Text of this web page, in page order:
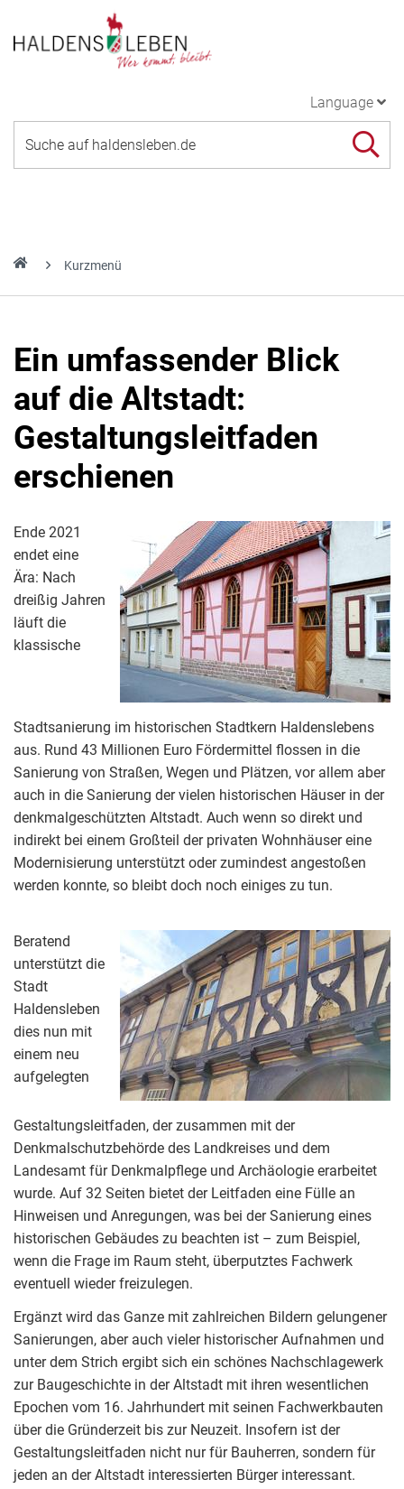
Language
Kurzmenü
Ein umfassender Blick
auf die Altstadt:
Gestaltungsleitfaden
erschienen
Ende 2021
endet eine
Ära: Nach
dreißig Jahren
läuft die
klassische
Stadtsanierung im historischen Stadtkern Haldenslebens
aus. Rund 43 Millionen Euro Fördermittel flossen in die
Sanierung von Straßen, Wegen und Plätzen, vor allem aber
auch in die Sanierung der vielen historischen Häuser in der
denkmalgeschützten Altstadt. Auch wenn so direkt und
indirekt bei einem Großteil der privaten Wohnhäuser eine
Modernisierung unterstützt oder zumindest angestoßen
werden konnte, so bleibt doch noch einiges zu tun.
Beratend
unterstützt die
Stadt
Haldensleben
dies nun mit
einem neu
aufgelegten
Gestaltungsleitfaden, der zusammen mit der
Denkmalschutzbehörde des Landkreises und dem
Landesamt für Denkmalpflege und Archäologie erarbeitet
wurde. Auf 32 Seiten bietet der Leitfaden eine Fülle an
Hinweisen und Anregungen, was bei der Sanierung eines
historischen Gebäudes zu beachten ist – zum Beispiel,
wenn die Frage im Raum steht, überputztes Fachwerk
eventuell wieder freizulegen.
Ergänzt wird das Ganze mit zahlreichen Bildern gelungener
Sanierungen, aber auch vieler historischer Aufnahmen und
unter dem Strich ergibt sich ein schönes Nachschlagewerk
zur Baugeschichte in der Altstadt mit ihren wesentlichen
Epochen vom 16. Jahrhundert mit seinen Fachwerkbauten
über die Gründerzeit bis zur Neuzeit. Insofern ist der
Gestaltungsleitfaden nicht nur für Bauherren, sondern für
jeden an der Altstadt interessierten Bürger interessant.